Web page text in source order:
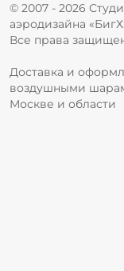
© 2007 - 2026
аэродизайна
Все права
Доставка и
воздушными
Москве и области